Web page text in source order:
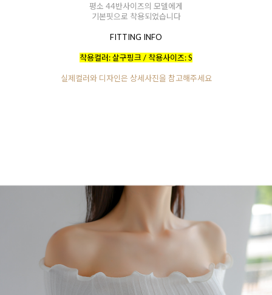
평소 44반사이즈의 모델에게
기본핏으로 착용되었습니다
FITTING INFO
착용컬러: 살구핑크 / 착용사이즈: S
실제컬러와 디자인은 상세사진을 참고해주세요